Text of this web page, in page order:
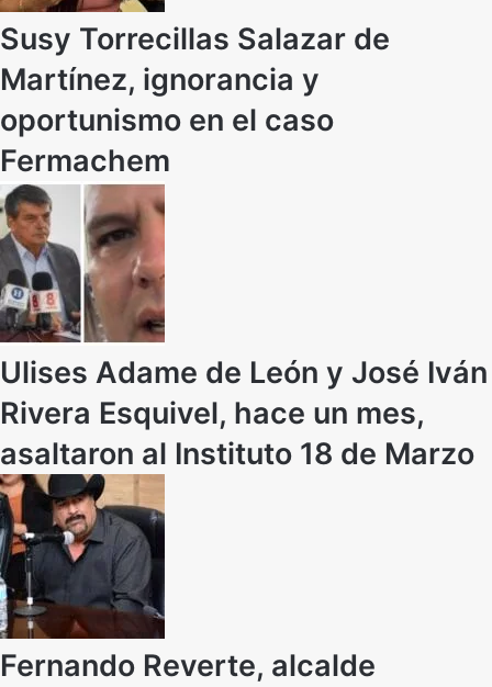
Susy Torrecillas Salazar de
Martínez, ignorancia y
oportunismo en el caso
Fermachem
Ulises Adame de León y José Iván
Rivera Esquivel, hace un mes,
asaltaron al Instituto 18 de Marzo
Fernando Reverte, alcalde